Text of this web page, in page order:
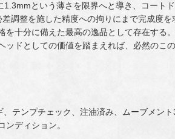
という薄さを限界へと導き、コート
調整を施した精度への拘りにまで完成度
を十分に備えた最高の逸品として存在する
ッドとしての価値を踏まえれば、必然のこ
テンプチェック、注油済み、ムーブメン
ンディション。